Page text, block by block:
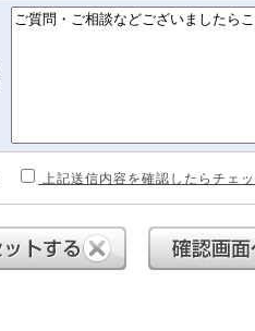
上記送信内容を確認したらチェ